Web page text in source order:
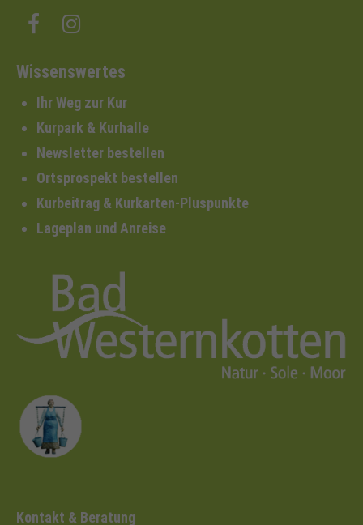
Wissenswertes
Ihr Weg zur Kur
Kurpark & Kurhalle
Newsletter bestellen
Ortsprospekt bestellen
Kurbeitrag & Kurkarten-Pluspunkte
Lageplan und Anreise
Kontakt & Beratung